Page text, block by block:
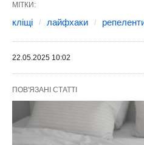
МІТКИ:
кліщі лайфхаки
22.05.2025 10:02
ПОВ'ЯЗАНІ СТАТТІ